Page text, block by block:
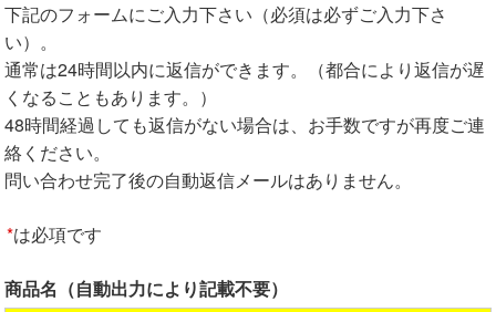
下記のフォームにご入力下さい（必須は必ずご入力下さ
い）。
通常は24時間以内に返信ができます。（都合により返信が遅
くなることもあります。）
48時間経過しても返信がない場合は、お手数ですが再度ご連
絡ください。
問い合わせ完了後の自動返信メールはありません。
*は必項です
商品名（自動出力により記載不要）